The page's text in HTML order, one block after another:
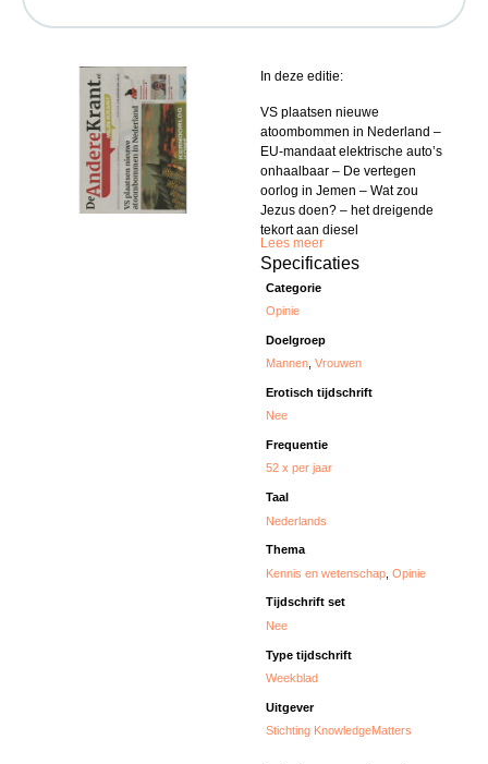
In deze editie:
VS plaatsen nieuwe
atoombommen in Nederland –
EU-mandaat elektrische auto’s
onhaalbaar – De vertegen
oorlog in Jemen – Wat zou
Jezus doen? – het dreigende
tekort aan diesel
Lees meer
Specificaties
Categorie
Opinie
Doelgroep
Mannen ,Vrouwen
Erotisch tijdschrift
Nee
Frequentie
52 x per jaar
Taal
Nederlands
Thema
Kennis en wetenschap ,Opinie
Tijdschrift set
Nee
Type tijdschrift
Weekblad
Uitgever
Stichting KnowledgeMatters